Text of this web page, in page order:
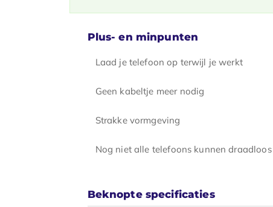
Plus- en minpunten
Laad je telefoon op terwijl je werkt
Geen kabeltje meer nodig
Strakke vormgeving
Nog niet alle telefoons kunnen
Beknopte specificaties